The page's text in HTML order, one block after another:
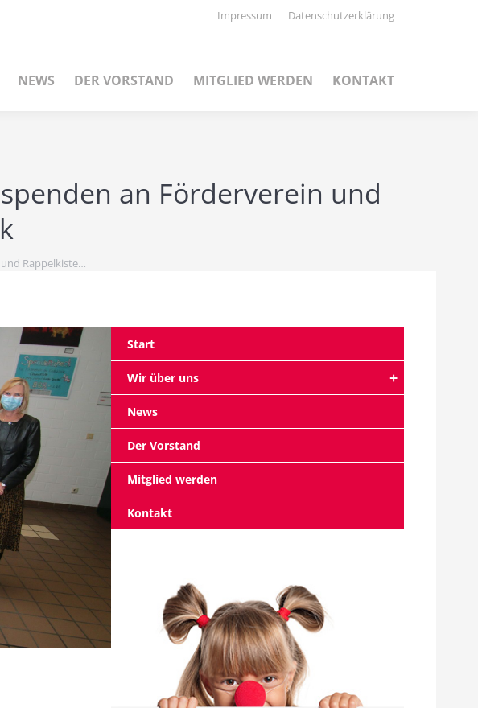
Impressum Datenschutzerklärung
NEWS DER VORSTAND MITGLIED WERDEN KONTAKT
an Förderverein und
Rappelkiste…
Start
Wir über uns
News
Der Vorstand
Mitglied werden
Kontakt